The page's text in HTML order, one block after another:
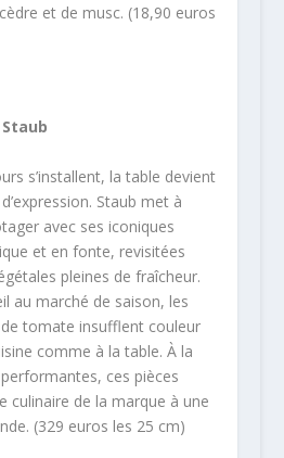
et de musc. (18,90 euros
s’installent, la table devient
Staub met à
avec ses iconiques
et en fonte, revisitées
pleines de fraîcheur.
au marché de saison, les
tomate insufflent couleur
comme à la table. À la
ces pièces
culinaire de la marque à une
(329 euros les 25 cm)